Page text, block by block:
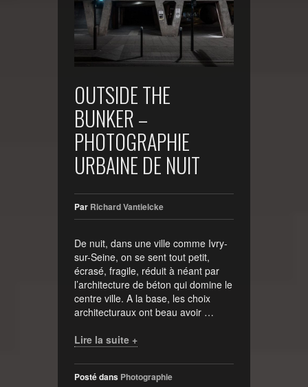
OUTSIDE THE
BUNKER –
PHOTOGRAPHIE
URBAINE DE NUIT
Par Richard Vantielcke
De nuit, dans une ville comme Ivry-
sur-Seine, on se sent tout petit,
écrasé, fragile, réduit à néant par
l’architecture de béton qui domine le
centre ville. A la base, les choix
architecturaux ont beau avoir …
Lire la suite +
Posté dans Photographie